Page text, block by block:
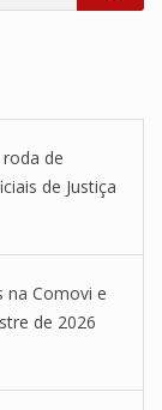
de
de Justiça
na Comovi e
de 2026